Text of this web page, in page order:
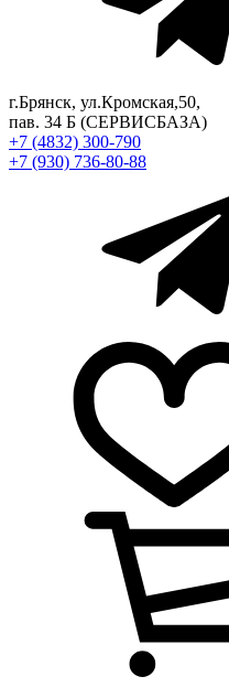
г.Брянск, ул.Кромская,50,
пав. 34 Б (СЕРВИСБАЗА)
+7 (4832) 300-790
+7 (930) 736-80-88